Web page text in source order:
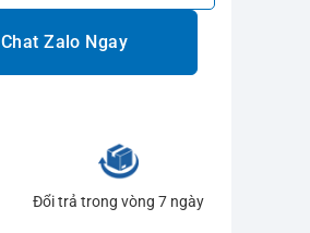
Chat Zalo Ngay
Đổi trả trong vòng 7 ngày